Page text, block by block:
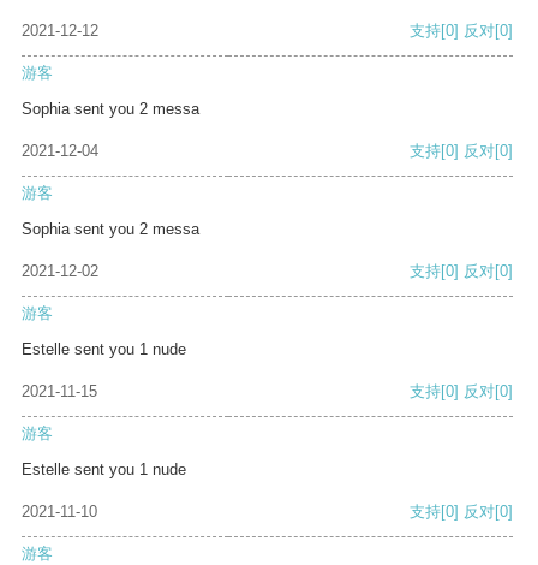
2021-12-12 支持[0] 反对[0]
游客
Sophia sent you 2 messa
2021-12-04 支持[0] 反对[0]
游客
Sophia sent you 2 messa
2021-12-02 支持[0] 反对[0]
游客
Estelle sent you 1 nude
2021-11-15 支持[0] 反对[0]
游客
Estelle sent you 1 nude
2021-11-10 支持[0] 反对[0]
游客